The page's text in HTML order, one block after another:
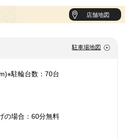
店舗地図
駐車場地図
駐輪台数：70台
の場合：60分無料